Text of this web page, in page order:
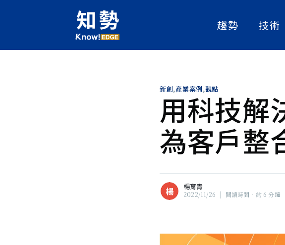
趨勢
人工智慧
技術
新創,產業案例,觀點
用科技解
為客戶整
現任人工智慧科技基金會《知勢》副總編
輯，關注科技發展對人類的影響，也關心台
灣產業面對數位變革時，所面臨的挑戰與克
服要點。喜歡文學，欣賞跨域碰撞的火花。
楊 楊育青
2022/11/26 | 閱讀時間‧約 6 分鐘